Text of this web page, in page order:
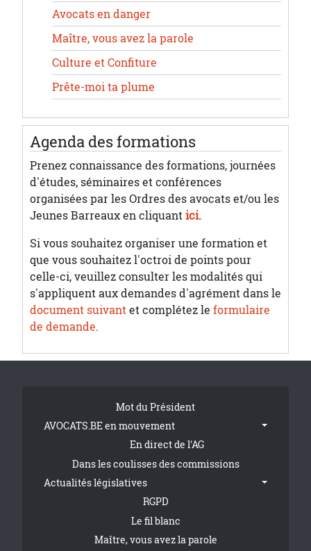
Avocats en danger
Maître, vous avez la parole
Culture et Confiture
Prête-moi ta plume
Agenda des formations
Prenez connaissance des formations, journées
d'études, séminaires et conférences
organisées par les Ordres des avocats et/ou les
Jeunes Barreaux en cliquantici.
Si vous souhaitez organiser une formation et
que vous souhaitez l'octroi de points pour
celle-ci, veuillez consulter les modalités qui
s'appliquent aux demandes d'agrément dans le
document suivantet complétez le formulaire
de demande.
Tribune FooterMot du Président
AVOCATS.BE en mouvement
En direct de l'AG
Dans les coulisses des commissions
Actualités législatives
RGPD
Le fil blanc
Maître, vous avez la parole